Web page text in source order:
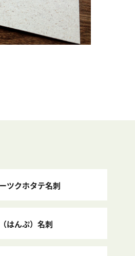
ツクホタテ名刺
はんぷ）名刺